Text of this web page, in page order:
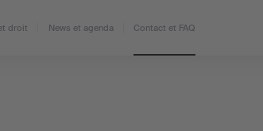
droit News et agenda Contact et FAQ